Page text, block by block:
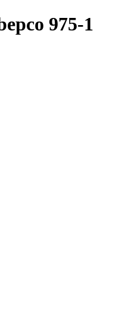
975-1